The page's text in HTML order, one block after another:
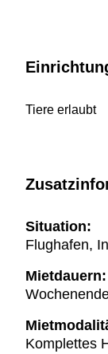
Tiere erlaubt
Situation:
Flughafen,
Mietdauern:
Komplettes